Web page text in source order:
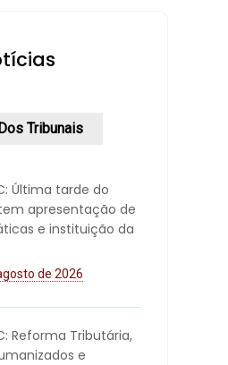
Tribunais
Última tarde do
apresentação de
e instituição da
de 2026
Reforma Tributária,
e